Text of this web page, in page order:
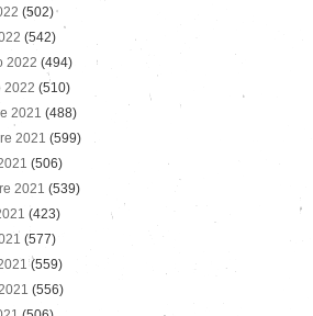
(502)
(542)
2022 (494)
2022 (510)
2021 (488)
2021 (599)
(506)
2021 (539)
(423)
(577)
(559)
(556)